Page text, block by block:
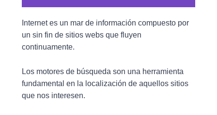
Internet es un mar de información compuesto por
un sin fin de sitios webs que fluyen
continuamente.
Los motores de búsqueda son una herramienta
fundamental en la localización de aquellos sitios
que nos interesen.